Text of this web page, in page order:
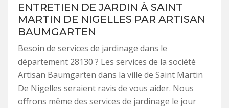
ENTRETIEN DE JARDIN À SAINT
MARTIN DE NIGELLES PAR ARTISAN
BAUMGARTEN
Besoin de services de jardinage dans le
département 28130 ? Les services de la société
Artisan Baumgarten dans la ville de Saint Martin
De Nigelles seraient ravis de vous aider. Nous
offrons même des services de jardinage le jour